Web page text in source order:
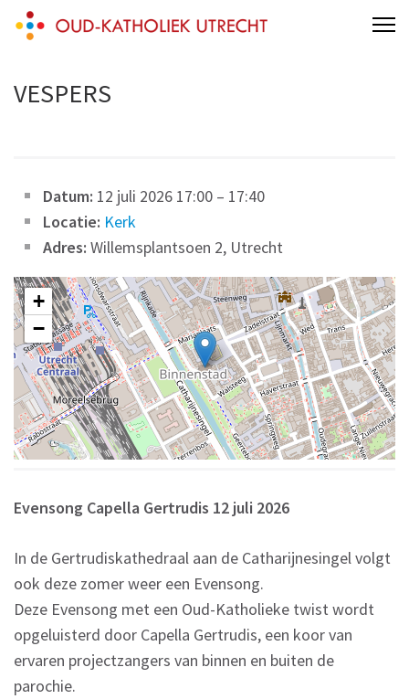
Skip
(Press
Oud-Katholieke Parochie van Utrecht
Gertrudiskathedraal Saint Gertrude Cathedral Oud Katholiek Old
Catholic
VESPERS
Datum: 12 juli 2026 17:00 – 17:40
Locatie: Kerk
Adres: Willemsplantsoen 2, Utrecht
+
−
Evensong Capella Gertrudis 12 juli 2026
In de Gertrudiskathedraal aan de Catharijnesingel volgt
ook deze zomer weer een Evensong.
Deze Evensong met een Oud-Katholieke twist wordt
opgeluisterd door Capella Gertrudis, een koor van
ervaren projectzangers van binnen en buiten de
parochie.